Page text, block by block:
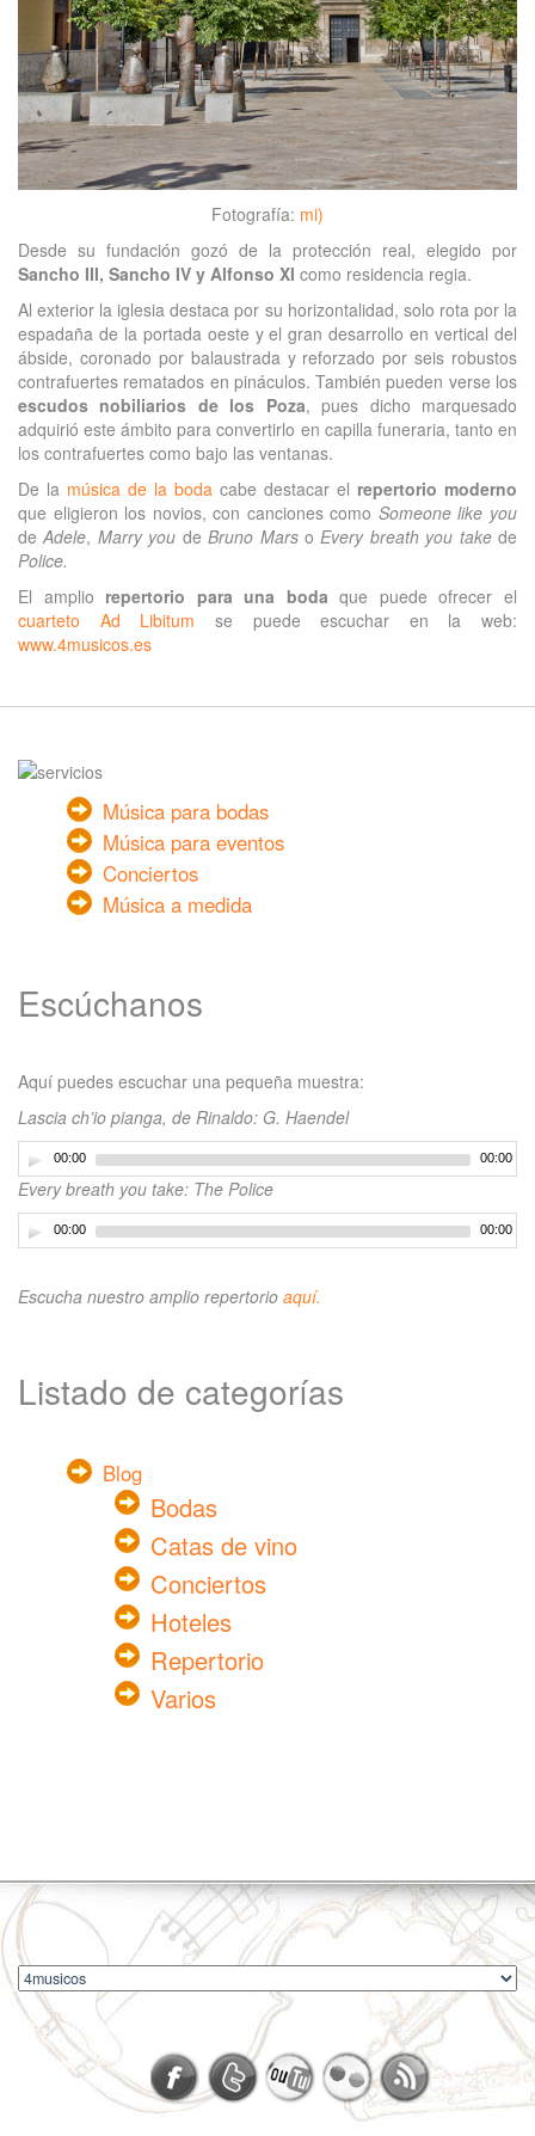
Fotografía: mi)
Desde su fundación gozó de la protección real, elegido por
Sancho III, Sancho IV y Alfonso XI como residencia regia.
Al exterior la iglesia destaca por su horizontalidad, solo rota por la
espadaña de la portada oeste y el gran desarrollo en vertical del
ábside, coronado por balaustrada y reforzado por seis robustos
contrafuertes rematados en pináculos. También pueden verse los
escudos nobiliarios de los Poza, pues dicho marquesado
adquirió este ámbito para convertirlo en capilla funeraria, tanto en
los contrafuertes como bajo las ventanas.
De la música de la boda cabe destacar el repertorio moderno
que eligieron los novios, con canciones como Someone like you
de Adele, Marry you deBruno Marso Every breath you takede
Police.
El amplio repertorio para una boda que puede ofrecer el
cuarteto Ad Libitum se puede escuchar en la web:
www.4musicos.es
Música para bodas
Música para eventos
Conciertos
Música a medida
Escúchanos
Aquí puedes escuchar una pequeña muestra:
Lascia ch’io pianga, de Rinaldo: G. Haendel
00:00 00:00
Every breath you take: The Police
00:00 00:00
Escucha nuestro amplio repertorio aquí.
Listado de categorías
Blog
Bodas
Catas de vino
Conciertos
Hoteles
Repertorio
Varios